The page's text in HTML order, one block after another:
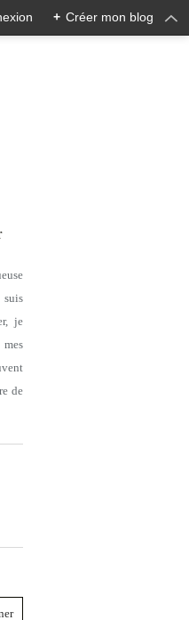
+ Créer mon blog
suis
je
de